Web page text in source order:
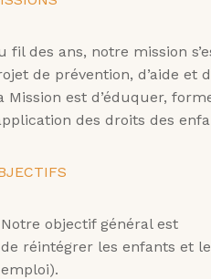
fil des ans, notre mission
de prévention, d’aide et
Mission est d’éduquer,
des droits des
Notre objectif général est
de réintégrer les enfants et
emploi).